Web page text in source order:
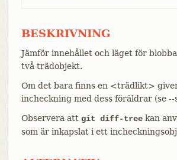
BESKRIVNING
Jämför innehållet och läget för
två trädobjekt.
Om det bara finns en <trädlikt>
incheckning med dess föräldrar (se --
Observera att git diff-treekan
som är inkapslat i ett